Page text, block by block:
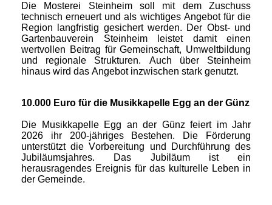
Die Mosterei Steinheim soll mit dem Zuschuss
technisch erneuert und als wichtiges Angebot für die
Region langfristig gesichert werden. Der Obst- und
Gartenbauverein Steinheim leistet damit einen
wertvollen Beitrag für Gemeinschaft, Umweltbildung
und regionale Strukturen. Auch über Steinheim
hinaus wird das Angebot inzwischen stark genutzt.
10.000 Euro für die Musikkapelle Egg an der Günz
Die Musikkapelle Egg an der Günz feiert im Jahr
2026 ihr 200-jähriges Bestehen. Die Förderung
unterstützt die Vorbereitung und Durchführung des
Jubiläumsjahres. Das Jubiläum ist ein
herausragendes Ereignis für das kulturelle Leben in
der Gemeinde.